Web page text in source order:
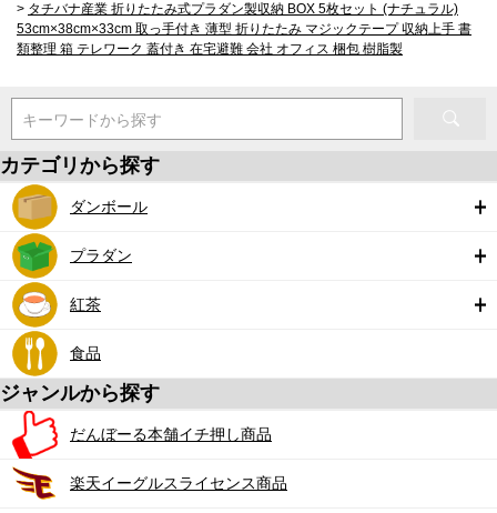
> タチバナ産業 折りたたみ式プラダン製収納 BOX 5枚セット (ナチュラル)
53cm×38cm×33cm 取っ手付き 薄型 折りたたみ マジックテープ 収納上手 書
類整理 箱 テレワーク 蓋付き 在宅避難 会社 オフィス 梱包 樹脂製
キーワードから探す
カテゴリから探す
ダンボール
プラダン
紅茶
食品
ジャンルから探す
だんぼーる本舗イチ押し商品
楽天イーグルスライセンス商品